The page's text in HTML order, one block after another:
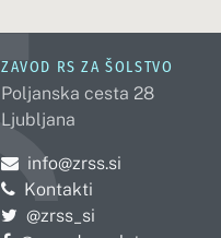
ZAVOD RS ZA ŠOLSTVO
Poljanska cesta 28
Ljubljana
Pošljite e-mail na
info@zrss.si
Kontakti
Pojdite na Twitter:
@zrss_si